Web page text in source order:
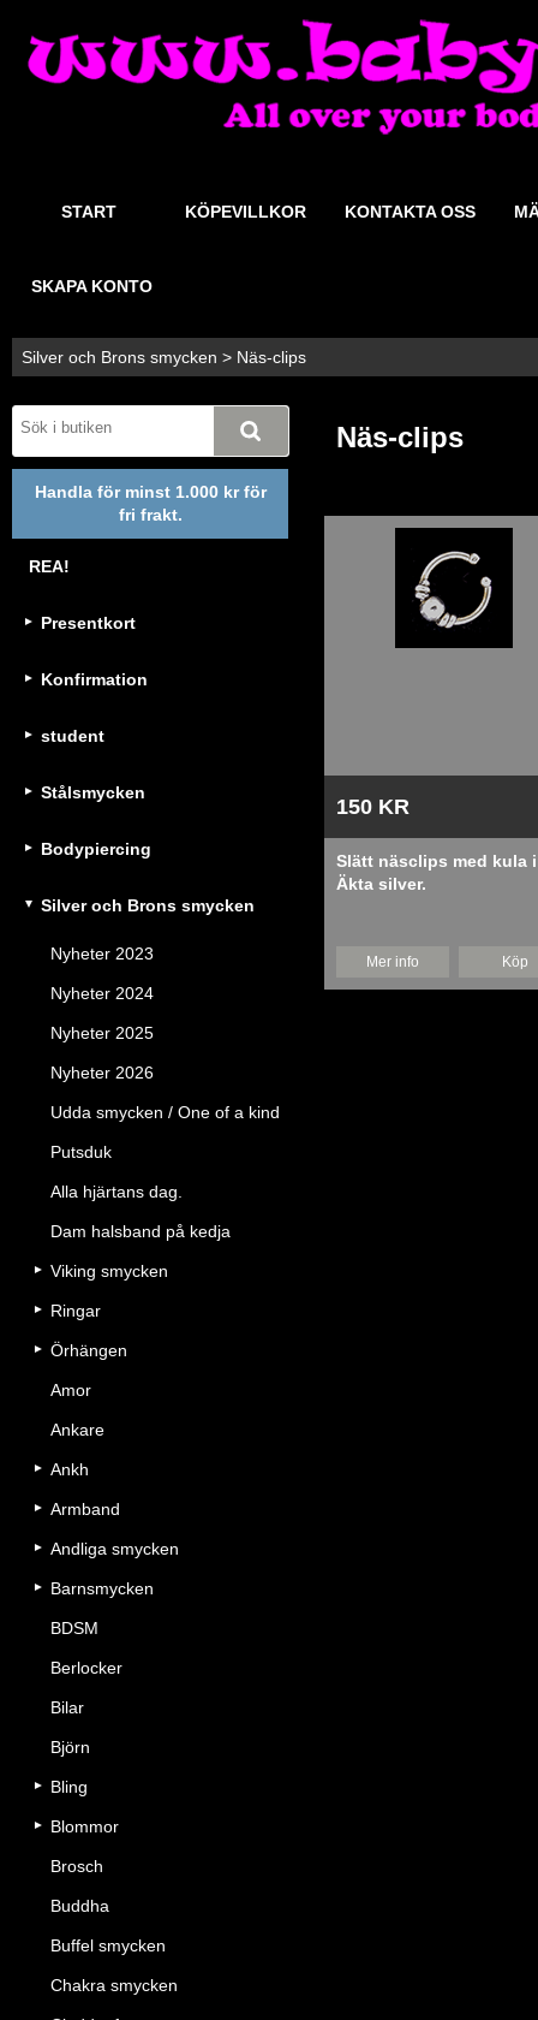
START KÖPEVILLKOR KONTAKTA OSS
SKAPA KONTO
Silver och Brons smycken > Näs-clips
Handla för minst 1.000 kr för
fri frakt.
REA!
Presentkort
Konfirmation
student
Stålsmycken
Bodypiercing
Silver och Brons smycken
Nyheter 2023
Nyheter 2024
Nyheter 2025
Nyheter 2026
Udda smycken / One of a kind
Putsduk
Alla hjärtans dag.
Dam halsband på kedja
Viking smycken
Ringar
Örhängen
Amor
Ankare
Ankh
Armband
Andliga smycken
Barnsmycken
BDSM
Berlocker
Bilar
Björn
Bling
Blommor
Brosch
Buddha
Buffel smycken
Chakra smycken
Näs-clips
150 KR
Slätt näsclips med kula i
Äkta silver.
Mer info Köp